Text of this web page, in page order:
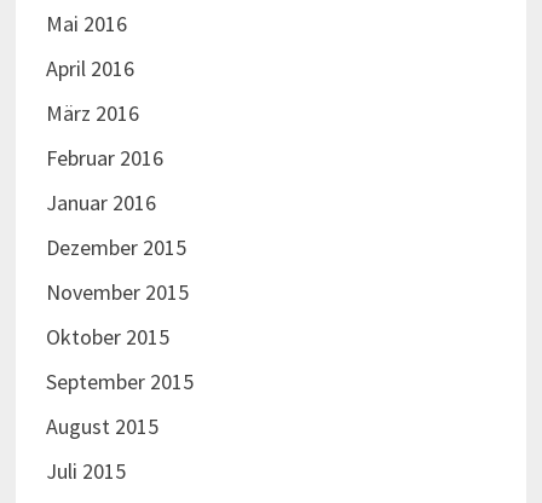
Mai 2016
April 2016
März 2016
Februar 2016
Januar 2016
Dezember 2015
November 2015
Oktober 2015
September 2015
August 2015
Juli 2015